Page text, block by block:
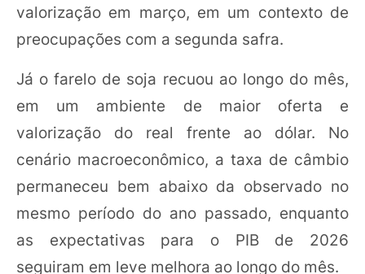
valorização em março, em um contexto de
preocupações com a segunda safra.
Já o farelo de soja recuou ao longo do mês,
em um ambiente de maior oferta e
valorização do real frente ao dólar. No
cenário macroeconômico, a taxa de câmbio
permaneceu bem abaixo da observado no
mesmo período do ano passado, enquanto
as expectativas para o PIB de 2026
seguiram em leve melhora ao longo do mês.